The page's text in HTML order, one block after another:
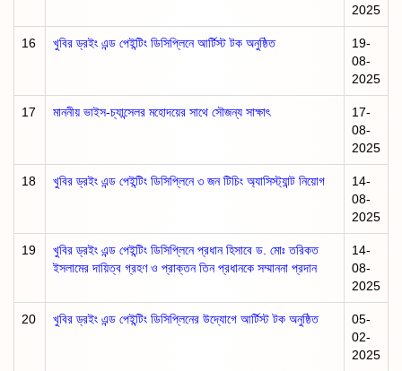
2025
16 খুবির ড্রইং এন্ড পেইন্টিং ডিসিপ্লিনে আর্টিস্ট টক অনুষ্ঠিত
19-
08-
2025
17 মাননীয় ভাইস-চ্যান্সেলর মহোদয়ের সাথে সৌজন্য সাক্ষাৎ
17-
08-
2025
18 খুবির ড্রইং এন্ড পেইন্টিং ডিসিপ্লিনে ৩ জন টিচিং অ্যাসিস্ট্যান্ট নিয়োগ
14-
08-
2025
19
খুবির ড্রইং এন্ড পেইন্টিং ডিসিপ্লিনে প্রধান হিসাবে ড. মোঃ তরিকত
ইসলামের দায়িত্ব গ্রহণ ও প্রাক্তন তিন প্রধানকে সম্মাননা প্রদান
14-
08-
2025
20 খুবির ড্রইং এন্ড পেইন্টিং ডিসিপ্লিনের উদ্যোগে আর্টিস্ট টক অনুষ্ঠিত
05-
02-
2025